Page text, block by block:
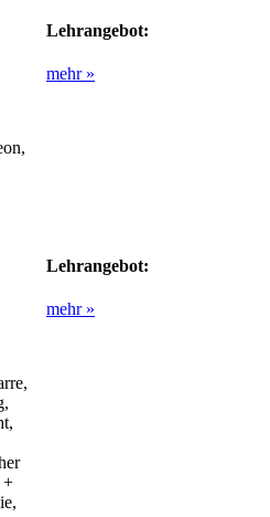
Lehrangebot:
mehr »
+
Lehrangebot:
mehr »